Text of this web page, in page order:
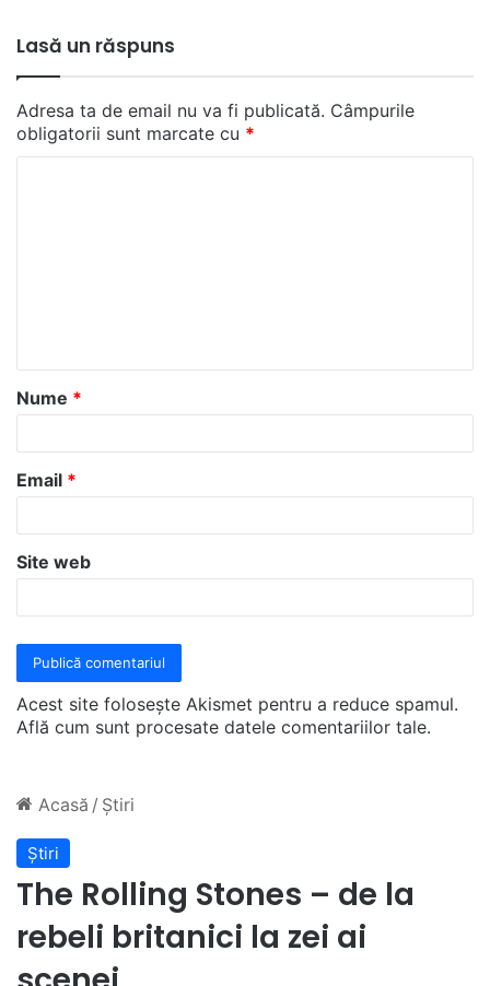
Lasă un răspuns
Adresa ta de email nu va fi publicată. Câmpurile
obligatorii sunt marcate cu *
a
r
u
*
Nume *
Email *
Site web
Acest site folosește Akismet pentru a reduce spamul.
Află cum sunt procesate datele comentariilor tale.